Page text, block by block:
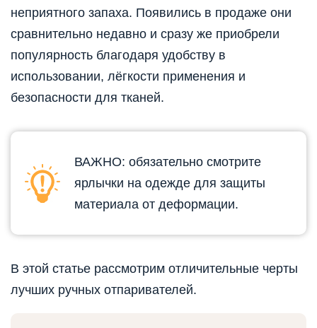
неприятного запаха. Появились в продаже они
сравнительно недавно и сразу же приобрели
популярность благодаря удобству в
использовании, лёгкости применения и
безопасности для тканей.
ВАЖНО: обязательно смотрите
ярлычки на одежде для защиты
материала от деформации.
В этой статье рассмотрим отличительные черты
лучших ручных отпаривателей.